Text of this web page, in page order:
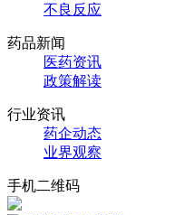
不良反应
药品新闻
医药资讯
政策解读
行业资讯
药企动态
业界观察
手机二维码